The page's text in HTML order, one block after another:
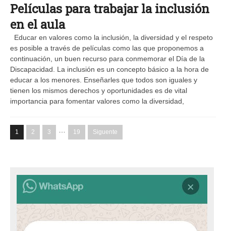
Películas para trabajar la inclusión
en el aula
Educar en valores como la inclusión, la diversidad y el respeto
es posible a través de películas como las que proponemos a
continuación, un buen recurso para conmemorar el Día de la
Discapacidad. La inclusión es un concepto básico a la hora de
educar a los menores. Enseñarles que todos son iguales y
tienen los mismos derechos y oportunidades es de vital
importancia para fomentar valores como la diversidad,
1 2 3 … 19 Siguente